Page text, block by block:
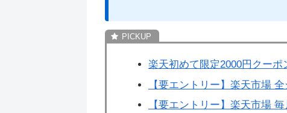
楽天初めて限定2000円クーポ
【要エントリー】楽天市場
【要エントリー】楽天市場